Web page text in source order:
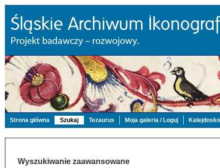
Strona główna Szukaj Tezaurus Moja galeria / Loguj
Wyszukiwanie zaawansowane